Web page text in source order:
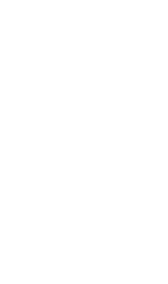
en sus últimas
en el estadio del equipo
por el Estadio
FC Barcelona, Real
fase de la Copa del Rey.
que solo podían ser
El bombo ha decidido
Pontevedra al Mallorca;
Deportivo Minera tenga
Descubre más noticias